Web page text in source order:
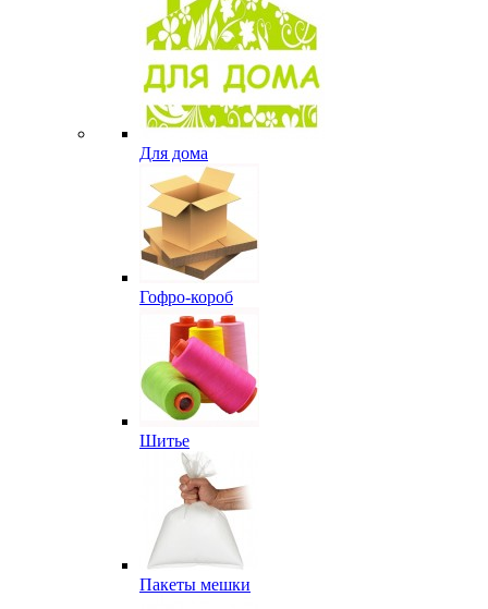
Для дома
Гофро-короб
Шитье
Пакеты мешки